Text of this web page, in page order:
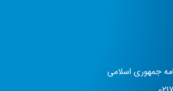
جمهوری اسلامی